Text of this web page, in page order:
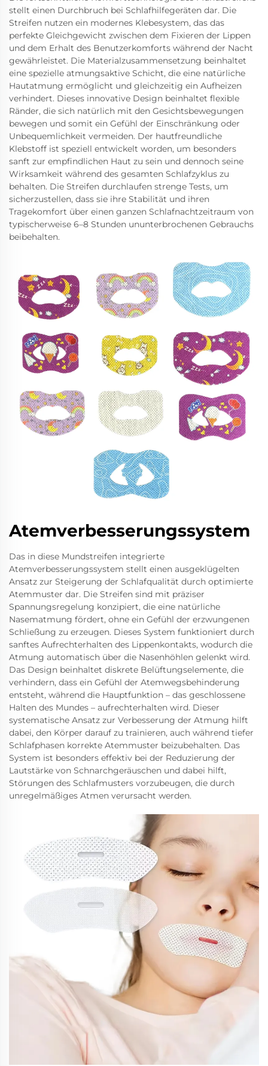
stellt einen Durchbruch bei Schlafhilfegeräten dar. Die
Streifen nutzen ein modernes Klebesystem, das das
perfekte Gleichgewicht zwischen dem Fixieren der Lippen
und dem Erhalt des Benutzerkomforts während der Nacht
gewährleistet. Die Materialzusammensetzung beinhaltet
eine spezielle atmungsaktive Schicht, die eine natürliche
Hautatmung ermöglicht und gleichzeitig ein Aufheizen
verhindert. Dieses innovative Design beinhaltet flexible
Ränder, die sich natürlich mit den Gesichtsbewegungen
bewegen und somit ein Gefühl der Einschränkung oder
Unbequemlichkeit vermeiden. Der hautfreundliche
Klebstoff ist speziell entwickelt worden, um besonders
sanft zur empfindlichen Haut zu sein und dennoch seine
Wirksamkeit während des gesamten Schlafzyklus zu
behalten. Die Streifen durchlaufen strenge Tests, um
sicherzustellen, dass sie ihre Stabilität und ihren
Tragekomfort über einen ganzen Schlafnachtzeitraum von
typischerweise 6–8 Stunden ununterbrochenen Gebrauchs
beibehalten.
Atemverbesserungssystem
Das in diese Mundstreifen integrierte
Atemverbesserungssystem stellt einen ausgeklügelten
Ansatz zur Steigerung der Schlafqualität durch optimierte
Atemmuster dar. Die Streifen sind mit präziser
Spannungsregelung konzipiert, die eine natürliche
Nasematmung fördert, ohne ein Gefühl der erzwungenen
Schließung zu erzeugen. Dieses System funktioniert durch
sanftes Aufrechterhalten des Lippenkontakts, wodurch die
Atmung automatisch über die Nasenhöhlen gelenkt wird.
Das Design beinhaltet diskrete Belüftungselemente, die
verhindern, dass ein Gefühl der Atemwegsbehinderung
entsteht, während die Hauptfunktion – das geschlossene
Halten des Mundes – aufrechterhalten wird. Dieser
systematische Ansatz zur Verbesserung der Atmung hilft
dabei, den Körper darauf zu trainieren, auch während tiefer
Schlafphasen korrekte Atemmuster beizubehalten. Das
System ist besonders effektiv bei der Reduzierung der
Lautstärke von Schnarchgeräuschen und dabei hilft,
Störungen des Schlafmusters vorzubeugen, die durch
unregelmäßiges Atmen verursacht werden.